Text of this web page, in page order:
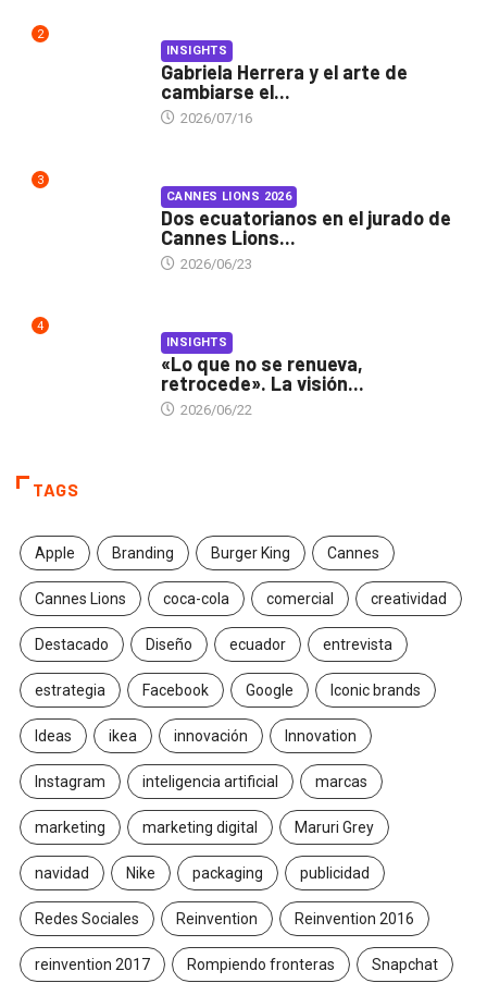
2
INSIGHTS
Gabriela Herrera y el arte de
cambiarse el...
2026/07/16
3
CANNES LIONS 2026
Dos ecuatorianos en el jurado de
Cannes Lions...
2026/06/23
4
INSIGHTS
«Lo que no se renueva,
retrocede». La visión...
2026/06/22
TAGS
Apple Branding Burger King Cannes
Cannes Lions coca-cola comercial creatividad
Destacado Diseño ecuador entrevista
estrategia Facebook Google Iconic brands
Ideas ikea innovación Innovation
Instagram inteligencia artificial marcas
marketing marketing digital Maruri Grey
navidad Nike packaging publicidad
Redes Sociales Reinvention Reinvention 2016
reinvention 2017 Rompiendo fronteras Snapchat